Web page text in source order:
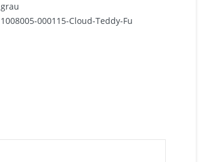
grau
1008005-000115-Cloud-Teddy-Fu